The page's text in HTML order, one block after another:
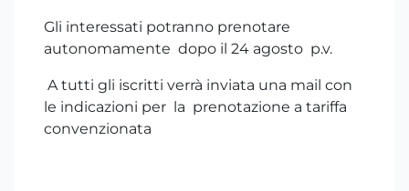
Gli interessati potranno prenotare
autonomamente dopo il 24 agosto p.v.
A tutti gli iscritti verrà inviata una mail con
le indicazioni per la prenotazione a tariffa
convenzionata